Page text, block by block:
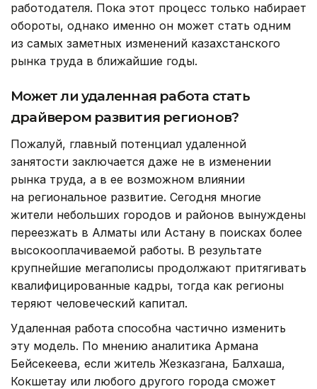
работодателя. Пока этот процесс только набирает
обороты, однако именно он может стать одним
из самых заметных изменений казахстанского
рынка труда в ближайшие годы.
Может ли удаленная работа стать
драйвером развития регионов?
Пожалуй, главный потенциал удаленной
занятости заключается даже не в изменении
рынка труда, а в ее возможном влиянии
на региональное развитие. Сегодня многие
жители небольших городов и районов вынуждены
переезжать в Алматы или Астану в поисках более
высокооплачиваемой работы. В результате
крупнейшие мегаполисы продолжают притягивать
квалифицированные кадры, тогда как регионы
теряют человеческий капитал.
Удаленная работа способна частично изменить
эту модель. По мнению аналитика Армана
Бейсекеева, если житель Жезказгана, Балхаша,
Кокшетау или любого другого города сможет